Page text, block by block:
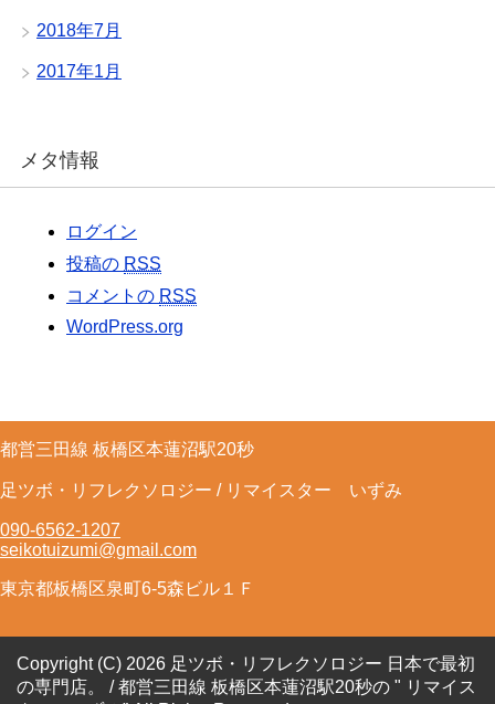
2018年7月
2017年1月
メタ情報
ログイン
投稿の RSS
コメントの RSS
WordPress.org
都営三田線 板橋区本蓮沼駅20秒
足ツボ・リフレクソロジー / リマイスター いずみ
090-6562-1207
seikotuizumi@gmail.com
東京都板橋区泉町6-5森ビル１Ｆ
Copyright (C) 2026 足ツボ・リフレクソロジー 日本で最初
の専門店。 / 都営三田線 板橋区本蓮沼駅20秒の " リマイス